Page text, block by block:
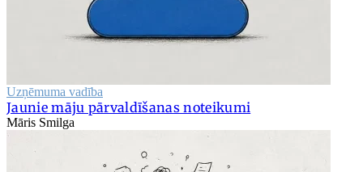
Uzņēmuma vadība
Jaunie māju pārvaldīšanas noteikumi
Māris Smilga